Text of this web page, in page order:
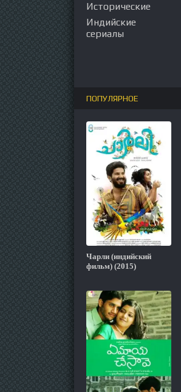
Исторические
Индийские
сериалы
ПОПУЛЯРНОЕ
Чарли (индийский
фильм) (2015)